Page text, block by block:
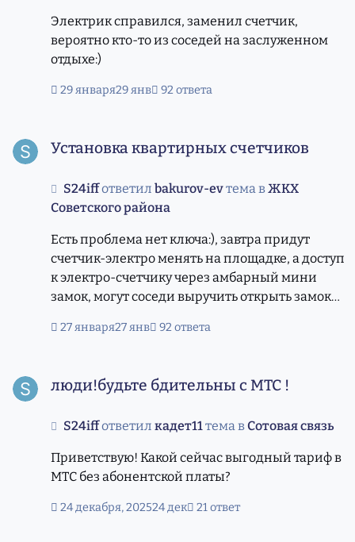
Электрик справился, заменил счетчик,
вероятно кто-то из соседей на заслуженном
отдыхе:)
29 января29 янв 92 ответа
Установка квартирных счетчиков
S24iffответилbakurov-evтема вЖКХ
Советского района
Есть проблема нет ключа:), завтра придут
счетчик-электро менять на площадке, а доступ
к электро-счетчику через амбарный мини
замок, могут соседи выручить открыть замок
домового имущества(на лестничной
дома(не включен). Может председатель дома
написать. Дом на ул. Академическая,1х-хх.
Может кто есть здесь с Академической ул. Есть
еще тг-канал Новосибирск Сообщество
только смогу написать где-нибудь в
27 января27 янв 92 ответа
люди!будьте бдительны с МТС !
S24iffответилкадет11тема вСотовая связь
Приветствую! Какой сейчас выгодный тариф в
МТС без абонентской платы?
24 декабря, 202524 дек 21 ответ